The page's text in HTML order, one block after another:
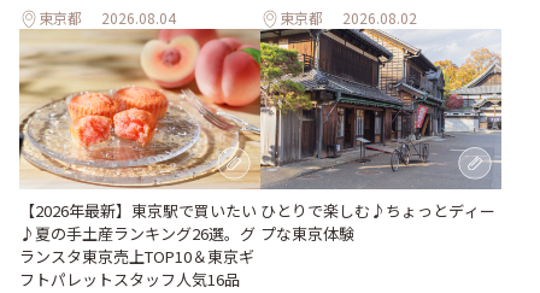
東京都 2026.08.04 東京都 2026.08.02
【2026年最新】東京駅で買いたい
♪夏の手土産ランキング26選。グ
ランスタ東京売上TOP10＆東京ギ
フトパレットスタッフ人気16品
ひとりで楽しむ♪ちょっとディー
プな東京体験